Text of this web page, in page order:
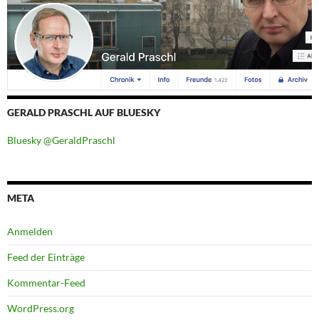
GERALD PRASCHL AUF BLUESKY
Bluesky @GeraldPraschl
META
Anmelden
Feed der Einträge
Kommentar-Feed
WordPress.org